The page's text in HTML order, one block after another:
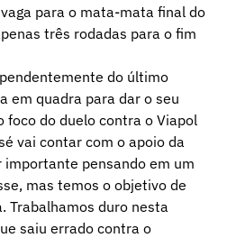
para o mata-mata final do
três rodadas para o fim
do último
em quadra para dar o seu
foco do duelo contra o Viapol
vai contar com o apoio da
pensando em um
mas temos o objetivo de
Trabalhamos duro nesta
saiu errado contra o